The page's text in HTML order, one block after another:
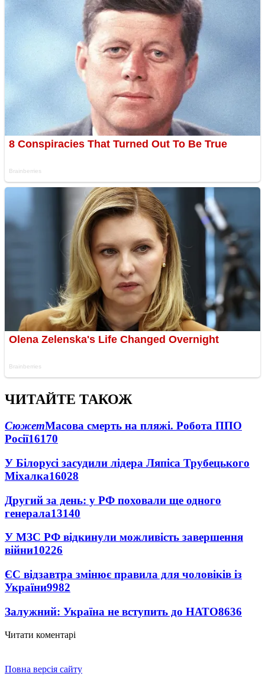
ЧИТАЙТЕ ТАКОЖ
СюжетМасова смерть на пляжі. Робота ППО
Росії16170
У Білорусі засудили лідера Ляпіса Трубецького
Міхалка16028
Другий за день: у РФ поховали ще одного
генерала13140
У МЗС РФ відкинули можливість завершення
війни10226
ЄС відзавтра змінює правила для чоловіків із
України9982
Залужний: Україна не вступить до НАТО8636
Читати коментарі
Повна версія сайту